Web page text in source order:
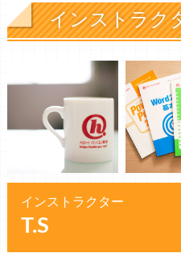
インストラク
インストラクター
T.S